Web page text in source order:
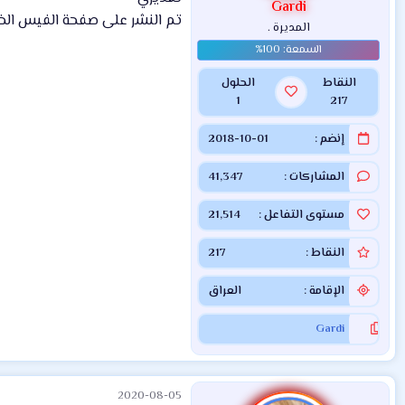
Gardi
المديرة .
النقاط
217
الحلول
1
إنضم 2018-10-01
المشاركات 41,347
مستوى التفاعل 21,514
النقاط 217
الإقامة العراق
Gardi
تم النشر على صفحة الفيس
2020-08-05